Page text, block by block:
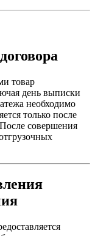
товар
день выписки
необходимо
только после
совершения